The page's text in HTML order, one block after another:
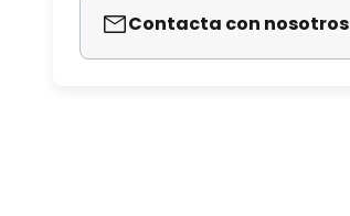
Contacta con nosotros